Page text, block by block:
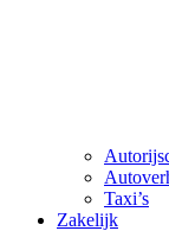
Taxi’s
Zakelijk